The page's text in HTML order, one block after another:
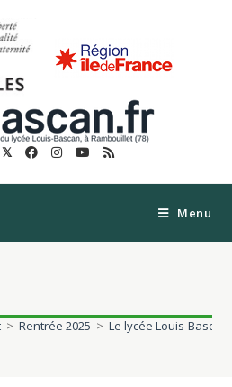
𝕏
Menu
> Rentrée 2025 > Le lycée Louis-